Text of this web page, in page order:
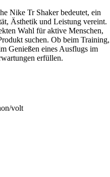
Nike Tr Shaker bedeutet, ein
Ästhetik und Leistung vereint.
Wahl für aktive Menschen,
suchen. Ob beim Training,
Genießen eines Ausflugs im
erfüllen.
volt